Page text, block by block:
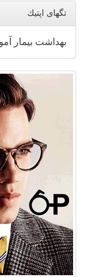
تگهای اپتیك
بهداشت بیمار